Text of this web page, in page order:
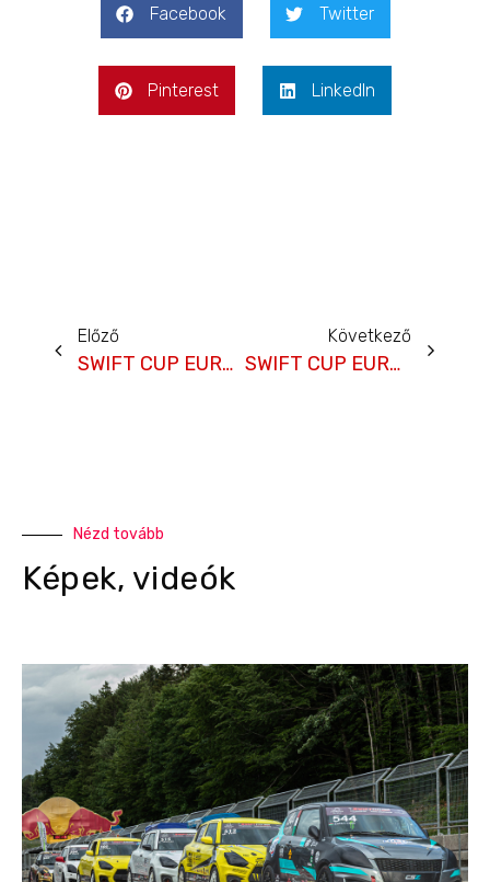
Facebook Twitter
Pinterest LinkedIn
Előző
SWIFT CUP EUROPE- 2017. június 9-11. – SALZBURGRING
Következő
SWIFT CUP EUROPE Adria Raceway – 2017. július 27 – 29.
Nézd tovább
Képek, videók